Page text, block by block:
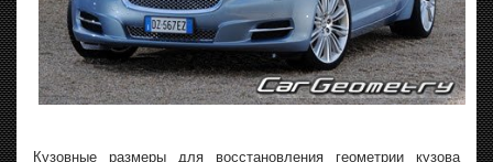
Кузовные размеры для восстановления геометрии кузова